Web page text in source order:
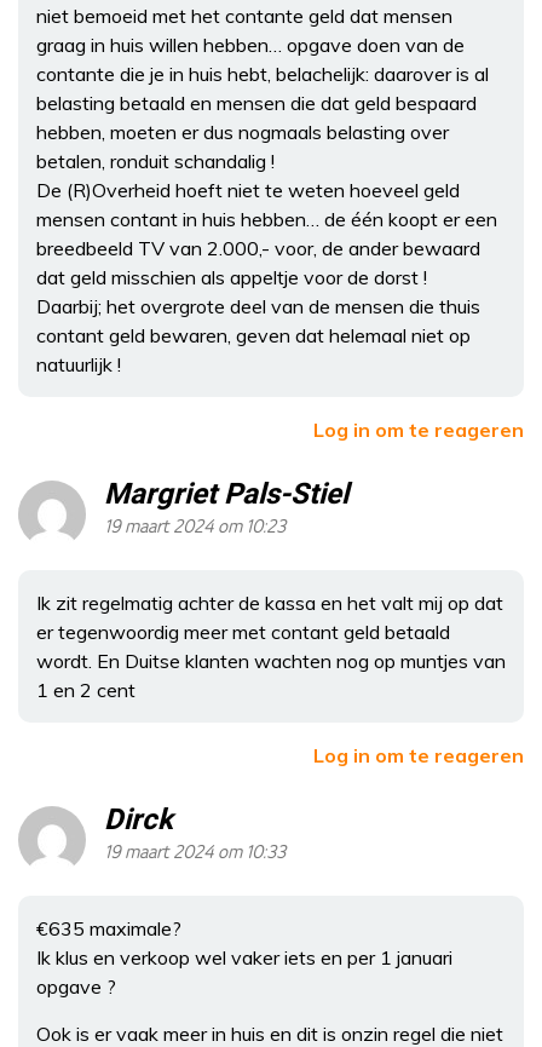
niet bemoeid met het contante geld dat mensen
graag in huis willen hebben… opgave doen van de
contante die je in huis hebt, belachelijk: daarover is al
belasting betaald en mensen die dat geld bespaard
hebben, moeten er dus nogmaals belasting over
betalen, ronduit schandalig !
De (R)Overheid hoeft niet te weten hoeveel geld
mensen contant in huis hebben… de één koopt er een
breedbeeld TV van 2.000,- voor, de ander bewaard
dat geld misschien als appeltje voor de dorst !
Daarbij; het overgrote deel van de mensen die thuis
contant geld bewaren, geven dat helemaal niet op
natuurlijk !
Log in om te reageren
Margriet Pals-Stiel
19 maart 2024 om 10:23
Ik zit regelmatig achter de kassa en het valt mij op dat
er tegenwoordig meer met contant geld betaald
wordt. En Duitse klanten wachten nog op muntjes van
1 en 2 cent
Log in om te reageren
Dirck
19 maart 2024 om 10:33
€635 maximale?
Ik klus en verkoop wel vaker iets en per 1 januari
opgave ?
Ook is er vaak meer in huis en dit is onzin regel die niet